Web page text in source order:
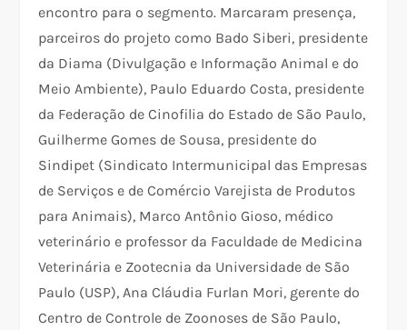
encontro para o segmento. Marcaram presença,
parceiros do projeto como Bado Siberi, presidente
da Diama (Divulgação e Informação Animal e do
Meio Ambiente), Paulo Eduardo Costa, presidente
da Federação de Cinofilia do Estado de São Paulo,
Guilherme Gomes de Sousa, presidente do
Sindipet (Sindicato Intermunicipal das Empresas
de Serviços e de Comércio Varejista de Produtos
para Animais), Marco Antônio Gioso, médico
veterinário e professor da Faculdade de Medicina
Veterinária e Zootecnia da Universidade de São
Paulo (USP), Ana Cláudia Furlan Mori, gerente do
Centro de Controle de Zoonoses de São Paulo,